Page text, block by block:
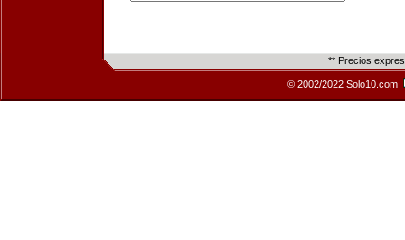
** Precios
© 2002/2022 Solo10.com